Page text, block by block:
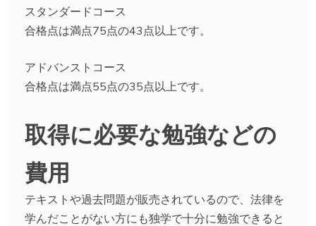
スタンダードコース
合格点は満点75点の43点以上です。
アドバンストコース
合格点は満点55点の35点以上です。
取得に必要な勉強などの
費用
テキストや過去問題が販売されているので、法律を
学んだことがない方にも独学で十分に勉強できると